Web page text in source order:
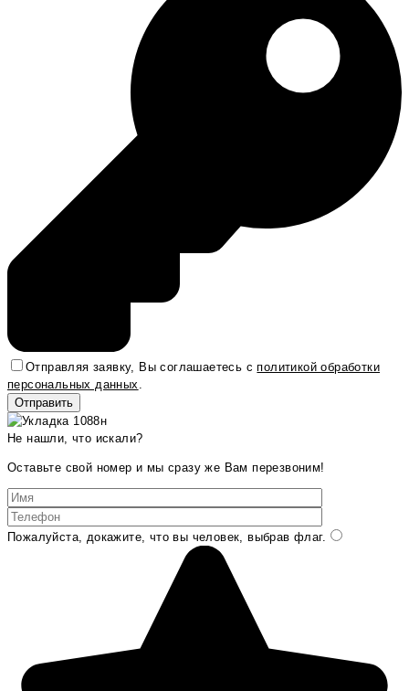
Отправляя заявку, Вы соглашаетесь сполитикой обработки
персональных данных
Не нашли, что искали?
Оставьте свой номер и мы сразу же Вам перезвоним!
Пожалуйста, докажите, что вы человек, выбрав флаг.